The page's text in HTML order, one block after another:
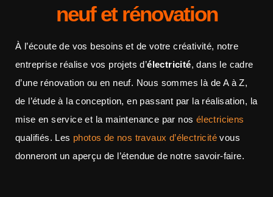
neuf et rénovation
À l’écoute de vos besoins et de votre créativité, notre
entreprise réalise vos projets d’électricité, dans le cadre
d’une rénovation ou en neuf. Nous sommes là de A à Z,
de l’étude à la conception, en passant par la réalisation, la
mise en service et la maintenance par nos électriciens
qualifiés. Les photos de nos travaux d’électricité vous
donneront un aperçu de l’étendue de notre savoir-faire.